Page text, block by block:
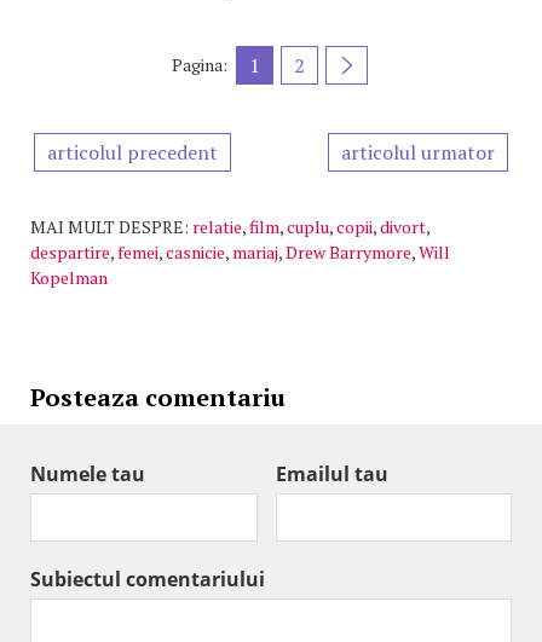
Pagina: 1 2
articolul precedent articolul urmator
MAI MULT DESPRE: relatie,film,cuplu,copii,divort,
despartire,femei,casnicie, mariaj,Drew Barrymore,Will
Kopelman
Posteaza comentariu
Numele tau Emailul tau
Subiectul comentariului